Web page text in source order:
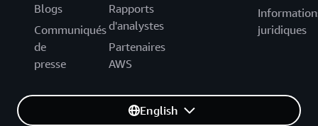
Blogs
Communiqués
de
presse
Rapports
d'analystes
Partenaires
AWS
juridiques
English